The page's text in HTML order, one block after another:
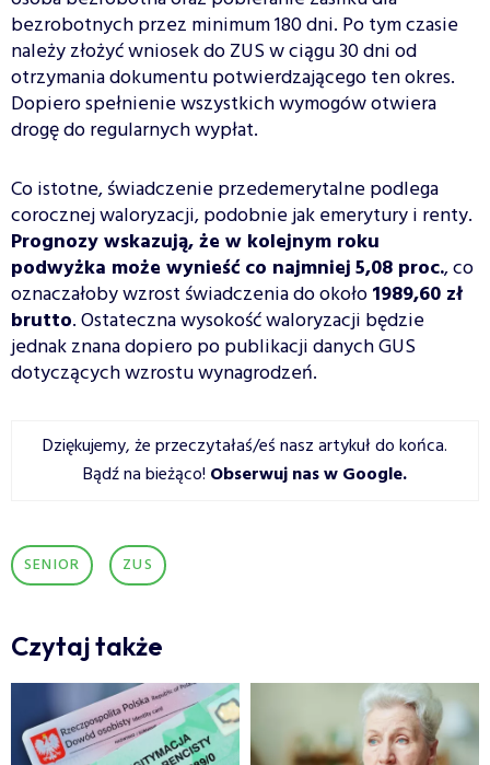
bezrobotnych przez minimum 180 dni. Po tym czasie
należy złożyć wniosek do ZUS w ciągu 30 dni od
otrzymania dokumentu potwierdzającego ten okres.
Dopiero spełnienie wszystkich wymogów otwiera
drogę do regularnych wypłat.
Co istotne, świadczenie przedemerytalne podlega
corocznej waloryzacji, podobnie jak emerytury i renty.
Prognozy wskazują, że w kolejnym roku
podwyżka może wynieść co najmniej5,08 proc., co
oznaczałoby wzrost świadczenia do około1989,60 zł
brutto. Ostateczna wysokość waloryzacji będzie
jednak znana dopiero po publikacji danych GUS
dotyczących wzrostu wynagrodzeń.
Dziękujemy, że przeczytałaś/eś nasz artykuł do końca.
Bądź na bieżąco! Obserwuj nas w Google.
SENIOR ZUS
Czytaj także